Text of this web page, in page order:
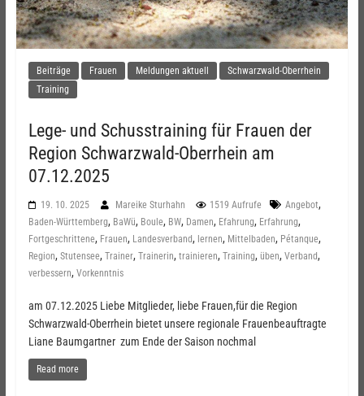
Beiträge Frauen Meldungen aktuell
Schwarzwald-Oberrhein
Training
Lege- und Schusstraining für Frauen der
Region Schwarzwald-Oberrhein am
07.12.2025
19. 10. 2025 Mareike Sturhahn 1519 Aufrufe Angebot,
Baden-Württemberg, BaWü, Boule, BW, Damen, Efahrung, Erfahrung,
Fortgeschrittene, Frauen, Landesverband, lernen, Mittelbaden, Pétanque,
Region, Stutensee, Trainer, Trainerin, trainieren, Training, üben, Verband,
verbessern, Vorkenntnis
am 07.12.2025 Liebe Mitglieder, liebe Frauen,für die Region
Schwarzwald-Oberrhein bietet unsere regionale Frauenbeauftragte
Liane Baumgartner zum Ende der Saison nochmal
Read more